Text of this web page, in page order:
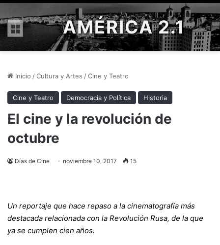
Menú AMÉRICA 2.1
Inicio /Cultura y Artes /Cine y Teatro
Cine y Teatro Democracia y Política Historia
El cine y la revolución de
octubre
Días de Cine noviembre 10, 2017 15
Un reportaje que hace repaso a la cinematografía más
destacada relacionada con la Revolución Rusa, de la que
ya se cumplen cien años.